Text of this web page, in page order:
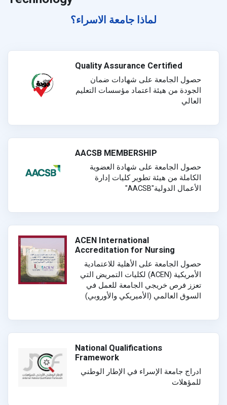
لماذا جامعة الاسراء؟
Quality Assurance Certified
حصول الجامعة على شهادات ضمان
الجودة من هيئة اعتماد مؤسسات التعليم
العالي
AACSB MEMBERSHIP
حصول الجامعة على شهادة العضوية
الكاملة من هيئة تطوير كليات إدارة
الأعمال الدولية"AACSB"
ACEN International
Accreditation for Nursing
حصول الجامعة على الأهلية للاعتمادية
الأمريكية (ACEN) لكليات التمريض التي
تعزز فرص خريجي الجامعة للعمل في
السوق العالمي (الأميريكي والأوروبي)
National Qualifications
Framework
ادراج جامعة الإسراء في الإطار الوطني
للمؤهلات